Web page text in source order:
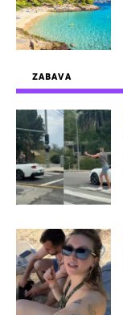
ZABAVA